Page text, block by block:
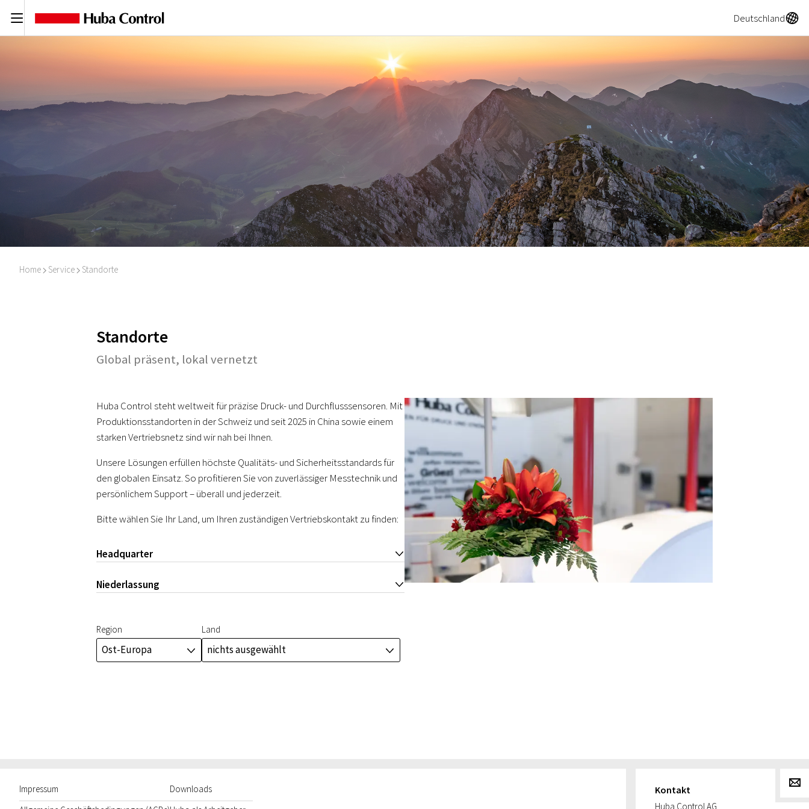
C DeutschlandA
Home I Service I Standorte
Standorte
Global präsent, lokal vernetzt
Huba Control steht weltweit für präzise Druck- und Durchflusssensoren. Mit
Produktionsstandorten in der Schweiz und seit 2025 in China sowie einem
starken Vertriebsnetz sind wir nah bei Ihnen.
Unsere Lösungen erfüllen höchste Qualitäts- und Sicherheitsstandards für
den globalen Einsatz. So profitieren Sie von zuverlässiger Messtechnik und
persönlichem Support – überall und jederzeit.
Bitte wählen Sie Ihr Land, um Ihren zuständigen Vertriebskontakt zu finden:
Headquarter J
Niederlassung J
Region
Ost-Europa J
Land
nichts ausgewählt J
Impressum
Downloads
Kontakt
Huba Control AG
g